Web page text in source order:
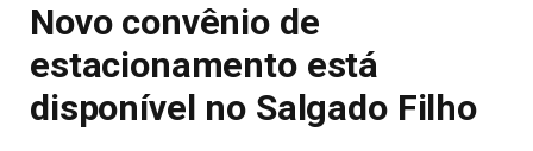
Novo convênio de
estacionamento está
disponível no Salgado Filho